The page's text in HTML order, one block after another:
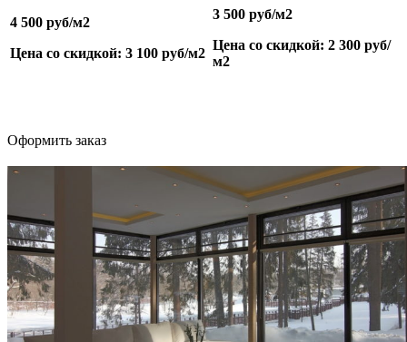
4 500 руб/м2
Цена со скидкой: 3 100 руб/м2
3 500 руб/м2
Цена со скидкой: 2 300 руб/
м2
Оформить заказ